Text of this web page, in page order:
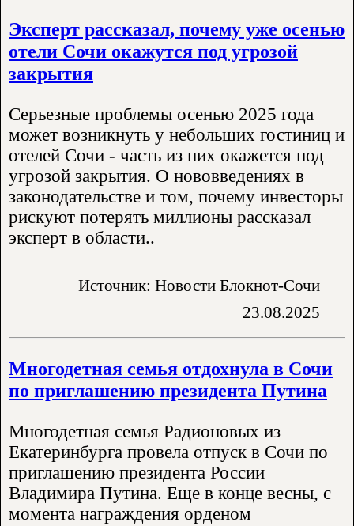
Эксперт рассказал, почему уже осенью
отели Сочи окажутся под угрозой
закрытия
Серьезные проблемы осенью 2025 года
может возникнуть у небольших гостиниц и
отелей Сочи - часть из них окажется под
угрозой закрытия. О нововведениях в
законодательстве и том, почему инвесторы
рискуют потерять миллионы рассказал
эксперт в области..
Источник: Новости Блокнот-Сочи
23.08.2025
Многодетная семья отдохнула в Сочи
по приглашению президента Путина
Многодетная семья Радионовых из
Екатеринбурга провела отпуск в Сочи по
приглашению президента России
Владимира Путина. Еще в конце весны, с
момента награждения орденом